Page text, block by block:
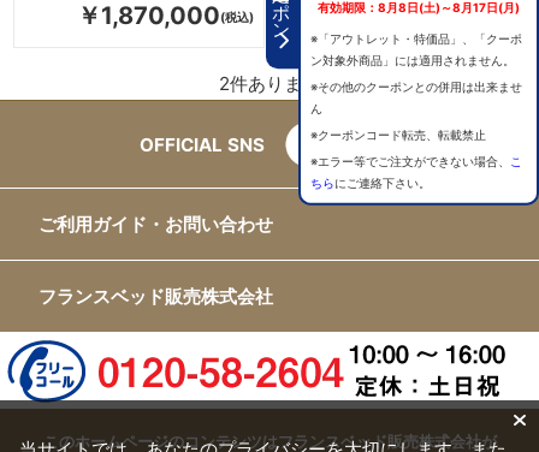
有効期限：8月8日(土)～8月17日(月)
※「アウトレット・特価品」、「クーポ
ン対象外商品」には適用されません。
※その他のクーポンとの併用は出来ませ
ん
※クーポンコード転売、転載禁止
※エラー等でご注文ができない場合、
こ
ちらにご連絡下さい。
￥1,870,000 ￥1,595,000
2件あります
OFFICIAL SNS
ご利用ガイド・お問い合わせ
フランスベッド販売株式会社
このホームページのコンテンツはフランスベッド販売株式会社が